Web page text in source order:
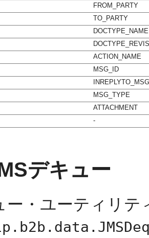
FROM_PARTY
TO_PARTY
DOCTYPE_NAME
ACTION_NAME
MSG_ID
MSG_TYPE
ATTACHMENT
-
デキュー
ー・ユーティリテ